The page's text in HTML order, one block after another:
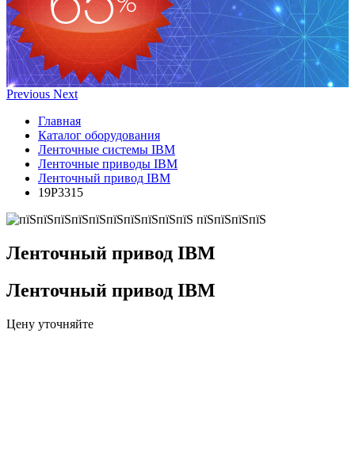
Previous Next
Главная
Каталог оборудования
Ленточные системы IBM
Ленточные приводы IBM
Ленточный привод IBM
19P3315
Ленточный привод IBM
Ленточный привод IBM
Цену уточняйте